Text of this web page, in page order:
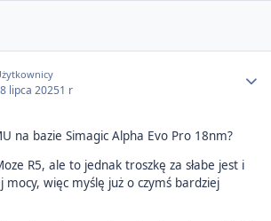
lipca 20251 r
na bazie Simagic Alpha Evo Pro 18nm?
R5, ale to jednak troszkę za słabe jest i
mocy, więc myślę już o czymś bardziej